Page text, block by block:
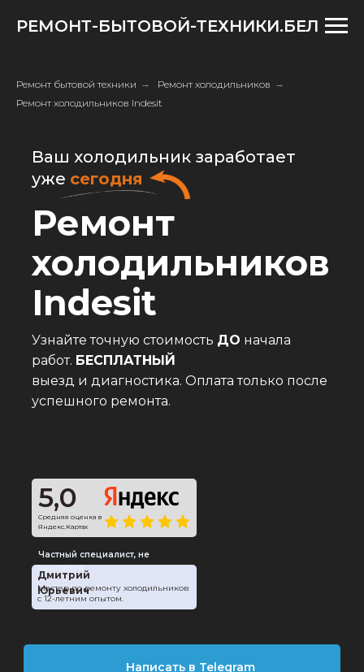
РЕМОНТ-БЫТОВОЙ-ТЕХНИКИ.БЕЛ
Ремонт бытовой техники → Ремонт холодильников →
Ремонт холодильников Indesit
Ремонт
холодильников
Indesit
Ваш холодильник заработает
уже сегодня
Узнайте точную стоимость ДО начала
работ. БЕСПЛАТНЫЙ
выезд и диагностика. Оплата только после
успешного ремонта.
Средняя оценка в
Яндекс.Картах
5,0
Частный специалист, не
компания
Дмитрий
Юрьевич
Мастер по ремонту холодильников
с 12-летним опытом.
Написать в Telegram